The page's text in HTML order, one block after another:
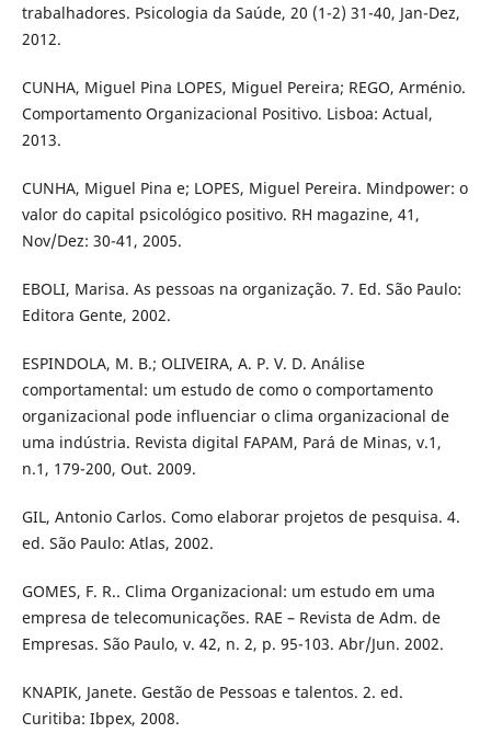
trabalhadores. Psicologia da Saúde, 20 (1-2) 31-40, Jan-Dez,
2012.
CUNHA, Miguel Pina LOPES, Miguel Pereira; REGO, Arménio.
Comportamento Organizacional Positivo. Lisboa: Actual,
2013.
CUNHA, Miguel Pina e; LOPES, Miguel Pereira. Mindpower: o
valor do capital psicológico positivo. RH magazine, 41,
Nov/Dez: 30-41, 2005.
EBOLI, Marisa. As pessoas na organização. 7. Ed. São Paulo:
Editora Gente, 2002.
ESPINDOLA, M. B.; OLIVEIRA, A. P. V. D. Análise
comportamental: um estudo de como o comportamento
organizacional pode influenciar o clima organizacional de
uma indústria. Revista digital FAPAM, Pará de Minas, v.1,
n.1, 179-200, Out. 2009.
GIL, Antonio Carlos. Como elaborar projetos de pesquisa. 4.
ed. São Paulo: Atlas, 2002.
GOMES, F. R.. Clima Organizacional: um estudo em uma
empresa de telecomunicações. RAE – Revista de Adm. de
Empresas. São Paulo, v. 42, n. 2, p. 95-103. Abr/Jun. 2002.
KNAPIK, Janete. Gestão de Pessoas e talentos. 2. ed.
Curitiba: Ibpex, 2008.